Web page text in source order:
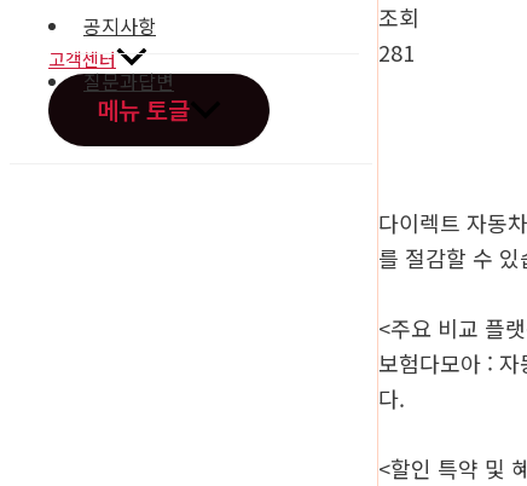
온라인문의
고객센터
메뉴 토글
공지사항
질문과답변
조회
281
다이렉트 자동
를 절감할 수
<주요 비교 플
보험다모아 :
다.
<할인 특약 및